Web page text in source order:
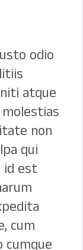
odio
atque
non
qui
id est
cum